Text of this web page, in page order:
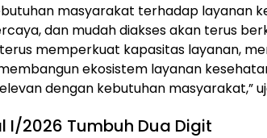
masyarakat terhadap layanan
dan mudah diakses akan terus
memperkuat kapasitas layanan,
ekosistem layanan
dengan kebutuhan masyarakat,”
I/2026 Tumbuh Dua Digit